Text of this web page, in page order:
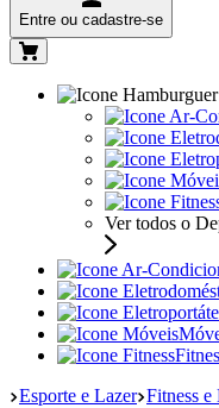
Entre ou cadastre-se
Ver todos o
Esporte e Lazer Fitness e